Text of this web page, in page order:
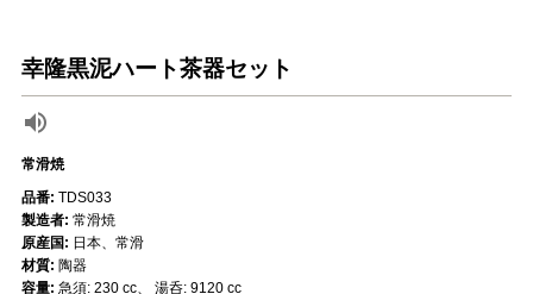
幸隆黒泥ハート茶器セット
常滑焼
品番: TDS033
製造者: 常滑焼
原産国: 日本、常滑
材質: 陶器
容量: 急須: 230 cc、 湯呑: 9120 cc